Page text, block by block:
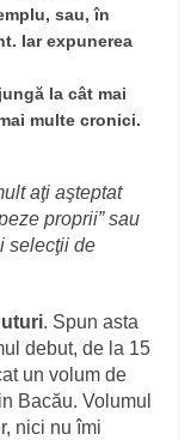
sau, în
Iar expunerea
la cât mai
multe cronici.
aţi aşteptat
proprii” sau
selecţii de
. Spun asta
debut, de la 15
un volum de
Bacău. Volumul
nici nu îmi